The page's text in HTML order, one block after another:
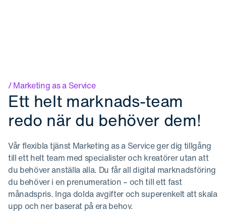
/ Marketing as a Service
Ett helt marknads-team
redo när du behöver dem!
Vår flexibla tjänst Marketing as a Service ger dig tillgång
till ett helt team med specialister och kreatörer utan att
du behöver anställa alla. Du får all digital marknadsföring
du behöver i en prenumeration – och till ett fast
månadspris. Inga dolda avgifter och superenkelt att skala
upp och ner baserat på era behov.